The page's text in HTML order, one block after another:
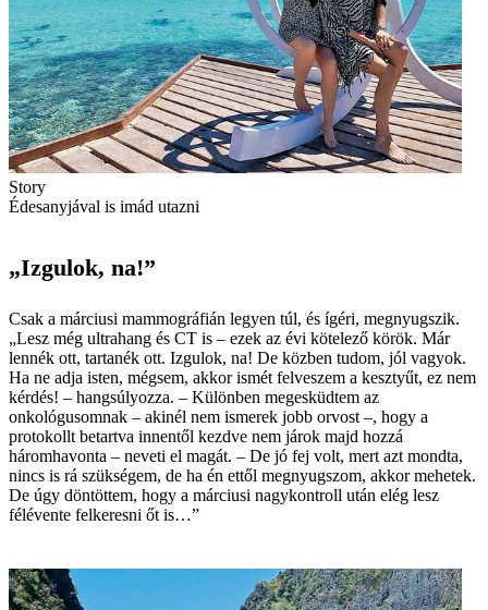
Story
Édesanyjával is imád utazni
„Izgulok, na!”
Csak a márciusi mammográfián legyen túl, és ígéri, megnyugszik.
„Lesz még ultrahang és CT is – ezek az évi kötelező körök. Már
lennék ott, tartanék ott. Izgulok, na! De közben tudom, jól vagyok.
Ha ne adja isten, mégsem, akkor ismét felveszem a kesztyűt, ez nem
kérdés! – hangsúlyozza. – Különben megesküdtem az
onkológusomnak – akinél nem ismerek jobb orvost –, hogy a
protokollt betartva innentől kezdve nem járok majd hozzá
háromhavonta – neveti el magát. – De jó fej volt, mert azt mondta,
nincs is rá szükségem, de ha én ettől megnyugszom, akkor mehetek.
De úgy döntöttem, hogy a márciusi nagykontroll után elég lesz
félévente felkeresni őt is…”